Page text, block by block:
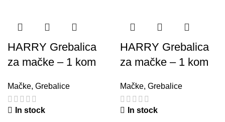
HARRY Grebalica
za mačke – 1 kom
Mačke, Grebalice
In stock
HARRY Grebalica
za mačke – 1 kom
Mačke, Grebalice
In stock